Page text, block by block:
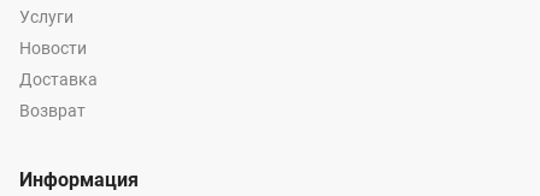
Услуги
Новости
Доставка
Возврат
Информация